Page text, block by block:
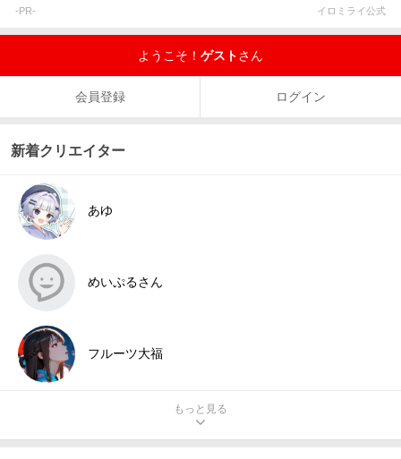
-PR- イロミライ公式
ようこそ！ ゲストさん
会員登録 ログイン
新着クリエイター
あゆ
めいぷるさん
フルーツ大福
もっと見る